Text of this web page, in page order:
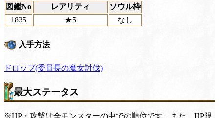
図鑑No
レアリティ
ソウル枠
1835
★5 なし
入手方法
ドロップ(委員長の魔女討伐)
最大ステータス
※HP・攻撃は全モンスターの中での順位です。また、HP限